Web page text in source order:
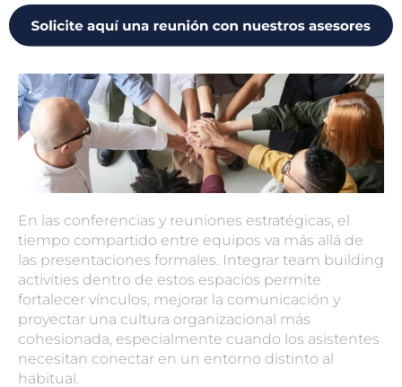
En las conferencias y reuniones estratégicas, el
tiempo compartido entre equipos va más allá de
las presentaciones formales. Integrar team building
activities dentro de estos espacios permite
fortalecer vínculos, mejorar la comunicación y
proyectar una cultura organizacional más
cohesionada, especialmente cuando los asistentes
necesitan conectar en un entorno distinto al
habitual.